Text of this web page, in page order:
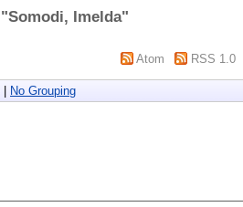
Somodi, Imelda"
Atom RSS 1.0
No Grouping